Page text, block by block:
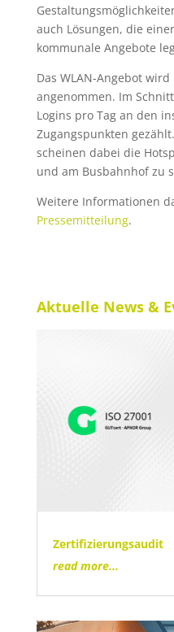
auch Lösungen, die
kommunale Angebote
Das WLAN-Angebot
angenommen. Im
Logins pro Tag an den
Zugangspunkten
scheinen dabei die
und am Busbahnhof zu
Weitere Informationen
Pressemitteilung.
Aktuelle News &
Zertifizierungsaudit
read more...